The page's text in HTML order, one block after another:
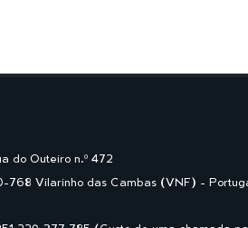
do Outeiro n.º 472
768 Vilarinho das Cambas (VNF) -